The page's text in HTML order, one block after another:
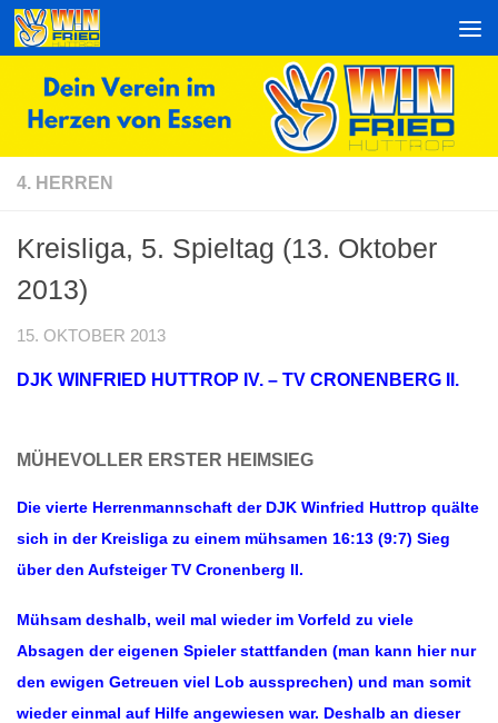
Zum Inhalt springen
4. HERREN
Kreisliga, 5. Spieltag (13. Oktober
2013)
15. OKTOBER 2013
DJK WINFRIED HUTTROP IV. – TV CRONENBERG II.
MÜHEVOLLER ERSTER HEIMSIEG
Die vierte Herrenmannschaft der DJK Winfried Huttrop quälte
sich in der Kreisliga zu einem mühsamen 16:13 (9:7) Sieg
über den Aufsteiger TV Cronenberg II.
Mühsam deshalb, weil mal wieder im Vorfeld zu viele
Absagen der eigenen Spieler stattfanden (man kann hier nur
den ewigen Getreuen viel Lob aussprechen) und man somit
wieder einmal auf Hilfe angewiesen war. Deshalb an dieser